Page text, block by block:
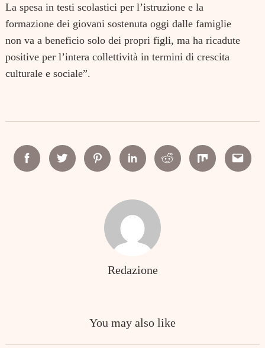
La spesa in testi scolastici per l’istruzione e la
formazione dei giovani sostenuta oggi dalle famiglie
non va a beneficio solo dei propri figli, ma ha ricadute
positive per l’intera collettività in termini di crescita
culturale e sociale”.
FacebookTwitter PinterestLinkedinReddit Mix Email
Redazione
You may also like